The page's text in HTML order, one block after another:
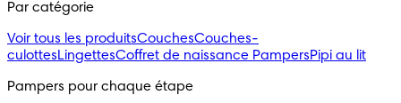
Par catégorie
Voir tous les produitsCouchesCouches-
culottesLingettesCoffret de naissance PampersPipi au lit
Pampers pour chaque étape